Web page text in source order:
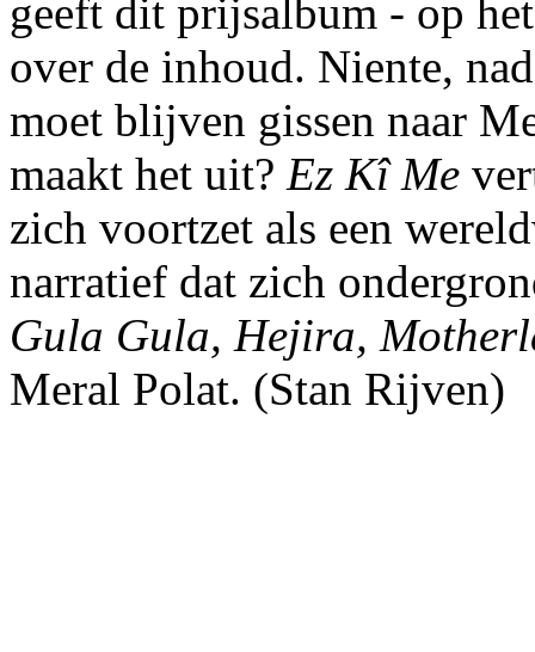
geeft dit prijsalbum - op
over de inhoud. Niente,
moet blijven gissen naar
maakt het uit? Ez Kî Me
zich voortzet als een
narratief dat zich
Gula Gula, Hejira,
Meral Polat. (Stan Rijven)